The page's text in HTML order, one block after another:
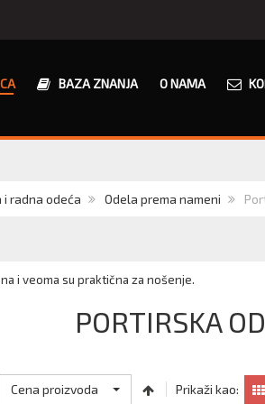
BAZA ZNANJA O NAMA
radna odeća Odela prema nameni
i veoma su praktična za nošenje.
PORTIRSKA
Cena proizvoda Prikaži kao: